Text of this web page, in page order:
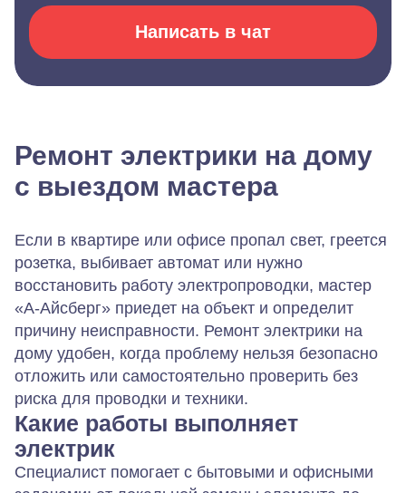
Написать в чат
Ремонт электрики на дому
с выездом мастера
Если в квартире или офисе пропал свет, греется
розетка, выбивает автомат или нужно
восстановить работу электропроводки, мастер
«А-Айсберг» приедет на объект и определит
причину неисправности. Ремонт электрики на
дому удобен, когда проблему нельзя безопасно
отложить или самостоятельно проверить без
риска для проводки и техники.
Какие работы выполняет
электрик
Специалист помогает с бытовыми и офисными